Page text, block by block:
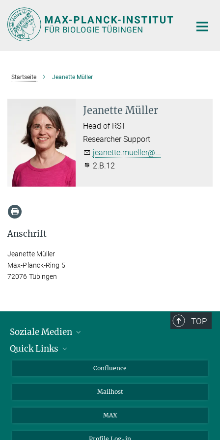
Hauptinhalt
Startseite Jeanette Müller
Jeanette Müller
Head of RST
Researcher Support
jeanette.mueller@...
2.B.12
Anschrift
Jeanette Müller
Max-Planck-Ring 5
72076 Tübingen
TOP
Soziale Medien
LinkedIn
Quick Links
Für Journalisten und Journalistinnen
Ihr Weg zu uns
Confluence
Mailhost
MAX